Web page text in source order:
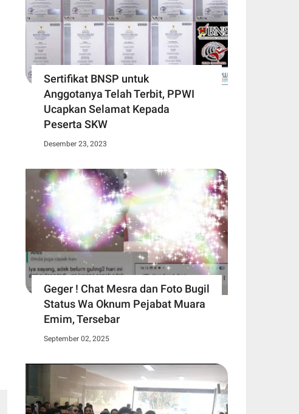
Sertifikat BNSP untuk
Anggotanya Telah Terbit, PPWI
Ucapkan Selamat Kepada
Peserta SKW
Desember 23, 2023
Geger ! Chat Mesra dan Foto Bugil
Status Wa Oknum Pejabat Muara
Emim, Tersebar
September 02, 2025